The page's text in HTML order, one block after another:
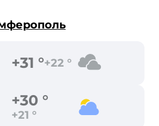
+31 °+22 °
+30 °
+21 °